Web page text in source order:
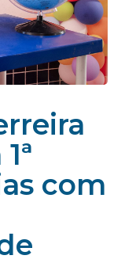
com